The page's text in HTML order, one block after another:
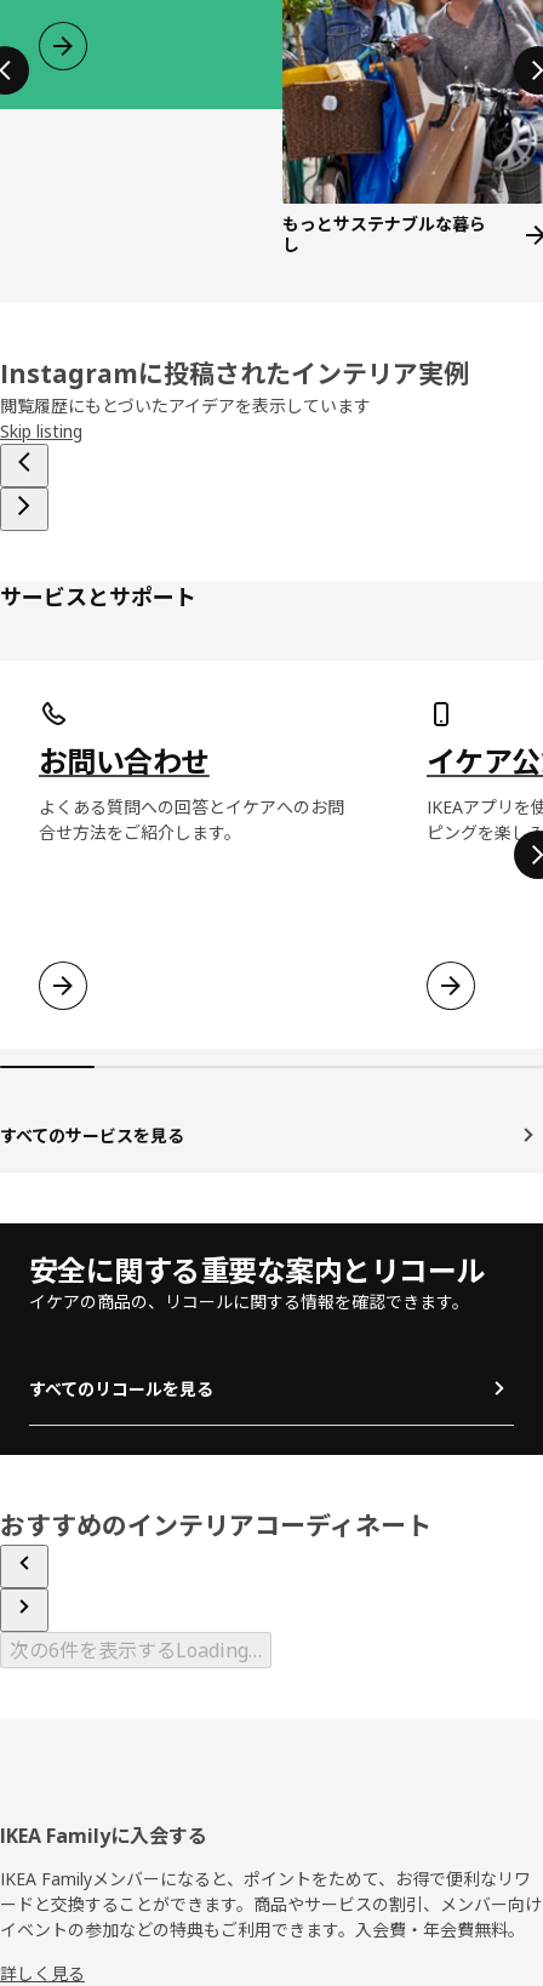
もっとサステナブルな暮ら
し
Instagramに投稿されたインテリア実例
閲覧履歴にもとづいたアイデアを表示しています
Skip listing
サービスとサポート
お問い合わせ
よくある質問への回答とイケアへのお問
合せ方法をご紹介します。
イケア
IKEAアプリを
ピングを楽し
すべてのサービスを見る
安全に関する重要な案内とリコール
イケアの商品の、リコールに関する情報を確認できます。
すべてのリコールを見る
おすすめのインテリアコーディネート
次の6件を表示するLoading…
フ
ッ
タ
IKEA Familyに入会する
IKEA Familyメンバーになると、ポイントをためて、お得で便利なリワ
ードと交換することができます。商品やサービスの割引、メンバー向け
イベントの参加などの特典もご利用できます。入会費・年会費無料。
詳しく見る